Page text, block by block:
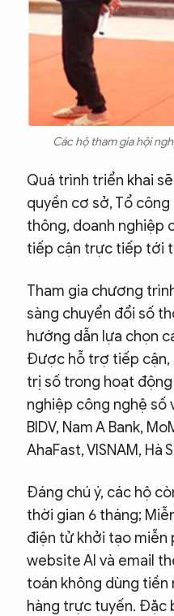
Các hộ tham gia hội
Quá trình triển khai
quyền cơ sở, Tổ
thông, doanh nghiệp
tiếp cận trực tiếp tới
Tham gia chương
sàng chuyển đổi số
hướng dẫn lựa chọn
Được hỗ trợ tiếp cận,
trị số trong hoạt
nghiệp công nghệ số
BIDV, Nam A Bank,
AhaFast, VISNAM,
Đáng chú ý, các hộ
thời gian 6 tháng;
điện tử khởi tạo miễn
website AI và email
toán không dùng
hàng trực tuyến. Đặc